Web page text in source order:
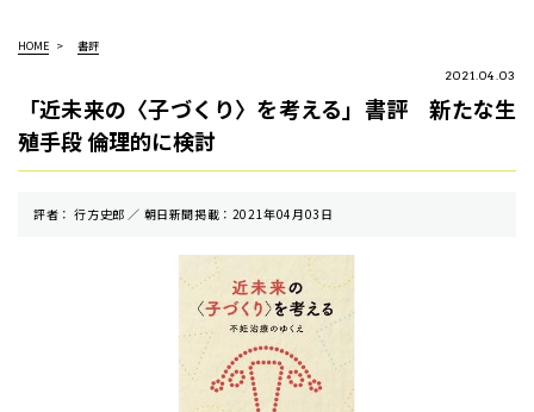
HOME 書評
2021.04.03
「近未来の〈子づくり〉を考える」書評 新たな生
殖手段 倫理的に検討
評者： 行方史郎 ／ 朝⽇新聞掲載：2021年04月03日